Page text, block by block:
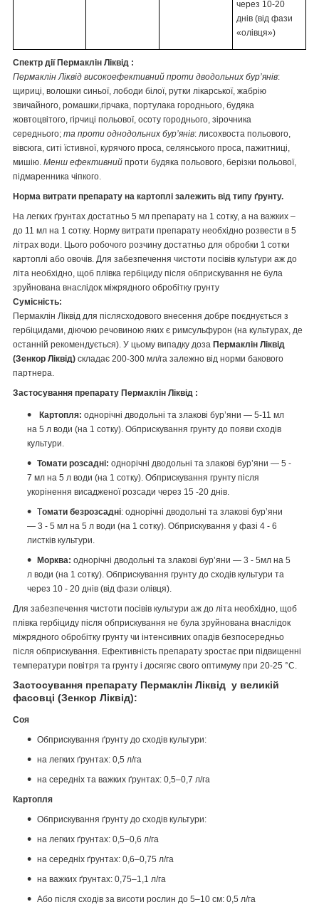
через 10-20
днів (від фази
«олівця»)
Спектр дії Пермаклін Ліквід :
Пермаклін Ліквід високоефективний проти дводольних бур’янів:
щириці, волошки синьої, лободи білої, рутки лікарської, жабрію
звичайного, ромашки,гірчака, портулака городнього, будяка
жовтоцвітого, гірчиці польової, осоту городнього, зірочника
середнього; та проти однодольних бур’янів: лисохвоста польового,
вівсюга, cиті їстивної, курячого проса, селянського проса, пажитниці,
мишію. Менш ефективний проти будяка польового, берізки польової,
підмаренника чіпкого.
Норма витрати препарату на картоплі залежить від типу ґрунту.
На легких ґрунтах достатньо 5 мл препарату на 1 сотку, а на важких –
до 11 мл на 1 сотку. Норму витрати препарату необхідно розвести в 5
літрах води. Цього робочого розчину достатньо для обробки 1 сотки
картоплі або овочів. Для забезпечення чистоти посівів культури аж до
літа необхідно, щоб плівка гербіциду після обприскування не була
зруйнована внаслідок міжрядного обробітку грунту
Сумісність:
Пермаклін Ліквід для післясходового внесення добре поєднується з
гербіцидами, діючою речовиною яких є римсульфурон (на культурах, де
останній рекомендується). У цьому випадку доза Пермаклін Ліквід
(Зенкор Ліквід) складає 200-300 мл/га залежно від норми бакового
партнера.
Застосування препарату Пермаклін Ліквід :
Картопля: однорічні дводольні та злакові бур’яни — 5-11 мл
на 5 л води (на 1 сотку). Обприскування грунту до появи сходів
культури.
Томати розсадні: однорічні дводольні та злакові бур’яни — 5 -
7 мл на 5 л води (на 1 сотку). Обприскування грунту після
укорінення висадженої розсади через 15 -20 днів.
Томати безрозсадні: однорічні дводольні та злакові бур’яни
— 3 - 5 мл на 5 л води (на 1 сотку). Обприскування у фазі 4 - 6
листків культури.
Морква: однорічні дводольні та злакові бур’яни — 3 - 5мл на 5
л води (на 1 сотку). Обприскування грунту до сходів культури та
через 10 - 20 днів (від фази олівця).
Для забезпечення чистоти посівів культури аж до літа необхідно, щоб
плівка гербіциду після обприскування не була зруйнована внаслідок
міжрядного обробітку грунту чи інтенсивних опадів безпосередньо
після обприскування. Ефективність препарату зростає при підвищенні
температури повітря та грунту і досягяє свого оптимуму при 20-25 °С.
Застосування препарату Пермаклін Ліквід у великій
фасовці (Зенкор Ліквід):
Соя
Обприскування ґрунту до сходів культури:
на легких ґрунтах: 0,5 л/га
на середніх та важких ґрунтах: 0,5–0,7 л/га
Картопля
Обприскування ґрунту до сходів культури:
на легких ґрунтах: 0,5–0,6 л/га
на середніх ґрунтах: 0,6–0,75 л/га
на важких ґрунтах: 0,75–1,1 л/га
Або після сходів за висоти рослин до 5–10 см: 0,5 л/га